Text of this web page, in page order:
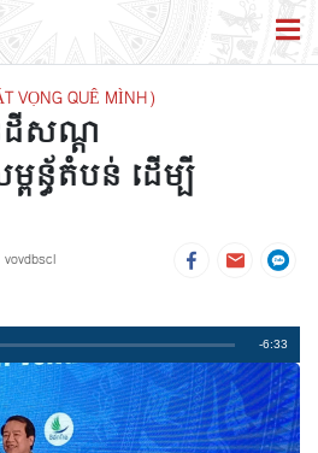
QUÊ MÌNH)
សណ្ដ
ន័្ធតំបន់ ដើម្បី
vovdbscl
Remaining
Time
-6:33